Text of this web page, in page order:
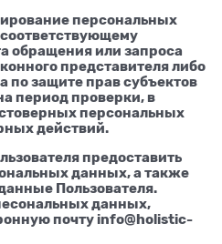
персональных
обращения или запроса
представителя либо
по защите прав субъектов
период проверки, в
персональных
действий.
предоставить
данных, а также
Пользователя.
данных,
почту info@holistic-